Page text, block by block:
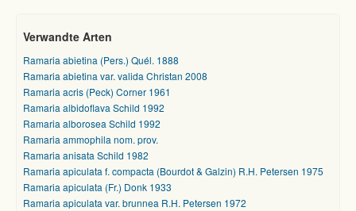
Verwandte Arten
Ramaria abietina (Pers.) Quél. 1888
Ramaria abietina var. valida Christan 2008
Ramaria acris (Peck) Corner 1961
Ramaria albidoflava Schild 1992
Ramaria alborosea Schild 1992
Ramaria ammophila nom. prov.
Ramaria anisata Schild 1982
Ramaria apiculata f. compacta (Bourdot & Galzin) R.H. Petersen 1975
Ramaria apiculata (Fr.) Donk 1933
Ramaria apiculata var. brunnea R.H. Petersen 1972